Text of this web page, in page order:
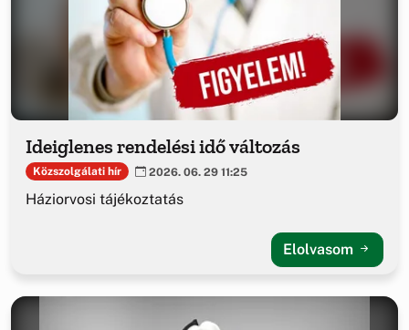
Ideiglenes rendelési idő változás
Közszolgálati hír 2026. 06. 29 11:25
Háziorvosi tájékoztatás
Elolvasom